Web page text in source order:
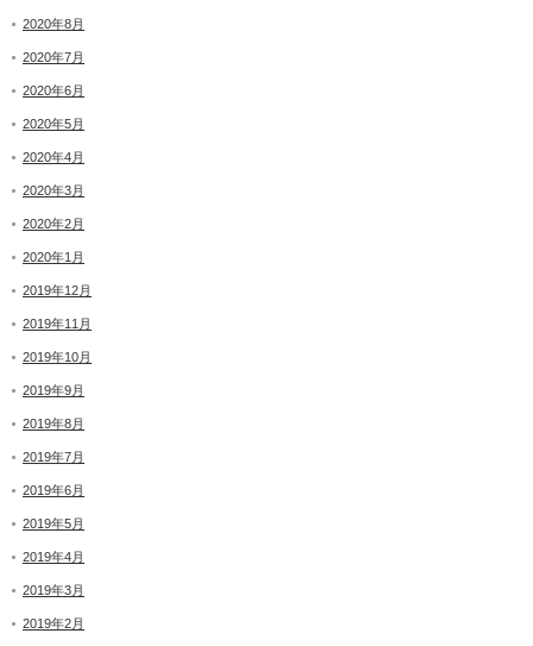
2020年8月
2020年7月
2020年6月
2020年5月
2020年4月
2020年3月
2020年2月
2020年1月
2019年12月
2019年11月
2019年10月
2019年9月
2019年8月
2019年7月
2019年6月
2019年5月
2019年4月
2019年3月
2019年2月